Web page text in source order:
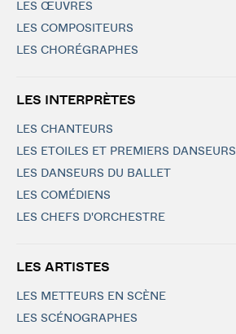
LES ŒUVRES
LES COMPOSITEURS
LES CHORÉGRAPHES
LES INTERPRÈTES
LES CHANTEURS
LES ETOILES ET PREMIERS DANSEURS
LES DANSEURS DU BALLET
LES COMÉDIENS
LES CHEFS D'ORCHESTRE
LES ARTISTES
LES METTEURS EN SCÈNE
LES SCÉNOGRAPHES